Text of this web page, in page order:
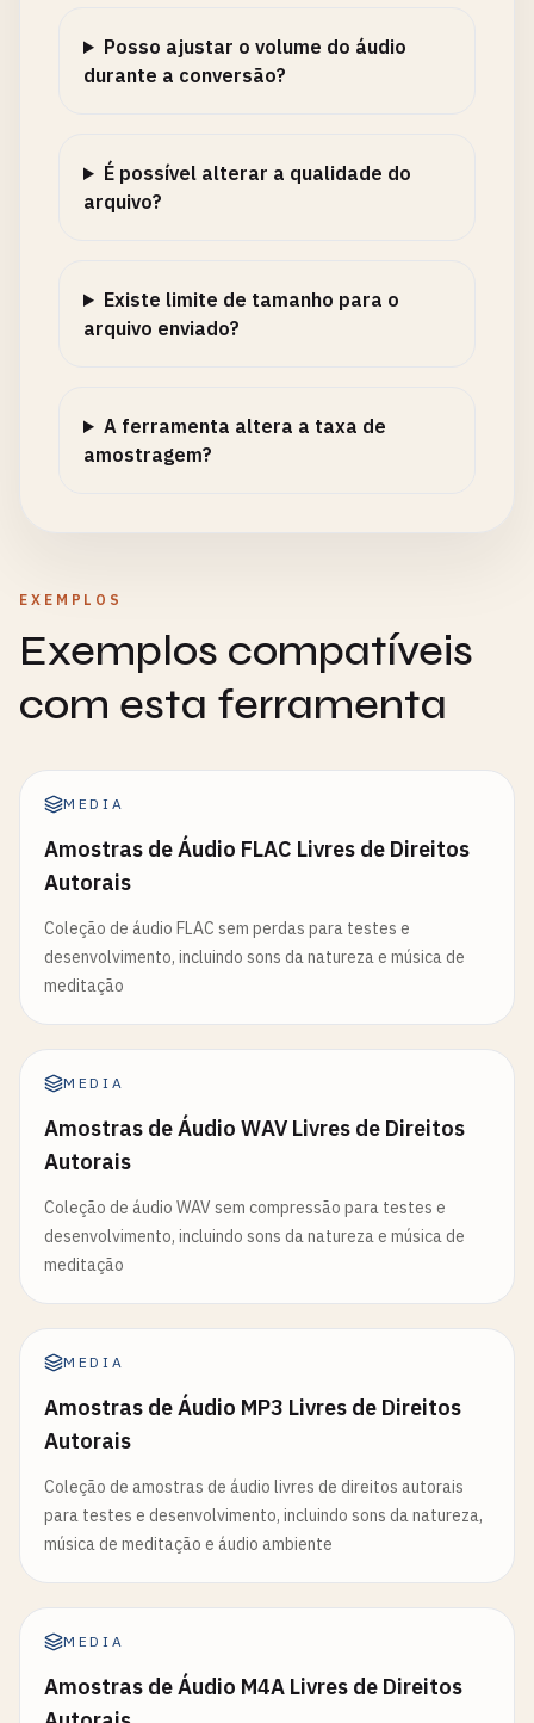
Posso ajustar o volume do áudio
durante a conversão?
É possível alterar a qualidade do
arquivo?
Existe limite de tamanho para o
arquivo enviado?
A ferramenta altera a taxa de
amostragem?
EXEMPLOS
Exemplos compatíveis
com esta ferramenta
MEDIA
Amostras de Áudio FLAC Livres de Direitos
Autorais
Coleção de áudio FLAC sem perdas para testes e
desenvolvimento, incluindo sons da natureza e música de
meditação
MEDIA
Amostras de Áudio WAV Livres de Direitos
Autorais
Coleção de áudio WAV sem compressão para testes e
desenvolvimento, incluindo sons da natureza e música de
meditação
MEDIA
Amostras de Áudio MP3 Livres de Direitos
Autorais
Coleção de amostras de áudio livres de direitos autorais
para testes e desenvolvimento, incluindo sons da natureza,
música de meditação e áudio ambiente
MEDIA
Amostras de Áudio M4A Livres de Direitos